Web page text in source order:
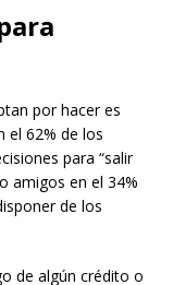
por hacer es
el 62% de los
para “salir
amigos en el 34%
de los
de algún crédito o